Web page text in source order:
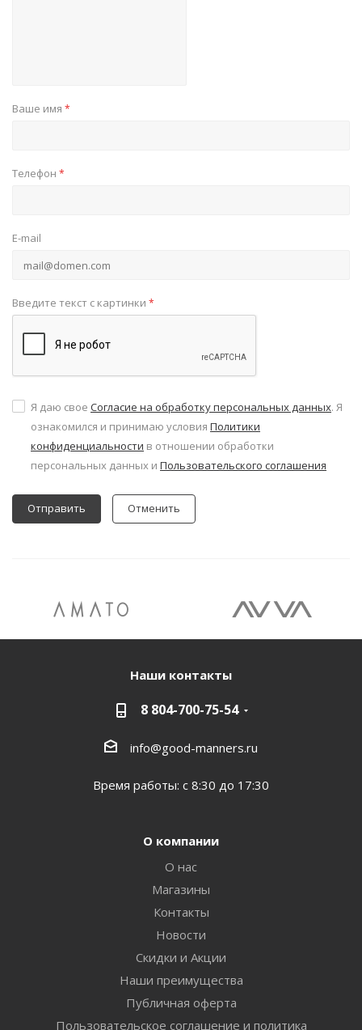
Ваше имя *
Телефон *
E-mail
Введите текст с картинки *
Я даю свое Согласие на обработку персональных данных. Я
ознакомился и принимаю условия Политики
конфиденциальности в отношении обработки
персональных данных и Пользовательского соглашения
Отменить
Наши контакты
8 804-700-75-54
info@good-manners.ru
Время работы: с 8:30 до 17:30
О компании
О нас
Магазины
Контакты
Новости
Скидки и Акции
Наши преимущества
Публичная оферта
Пользовательское соглашение и политика